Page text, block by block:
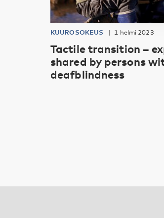
KUUROSOKEUS 1 helmi 2023
Tactile transition –
shared by persons
deafblindness